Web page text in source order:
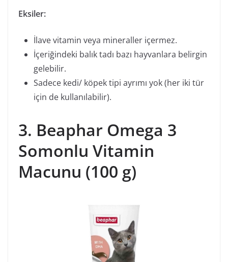
Eksiler:
İlave vitamin veya mineraller içermez.
İçeriğindeki balık tadı bazı hayvanlara belirgin
gelebilir.
Sadece kedi/ köpek tipi ayrımı yok (her iki tür
için de kullanılabilir).
3. Beaphar Omega 3
Somonlu Vitamin
Macunu (100 g)